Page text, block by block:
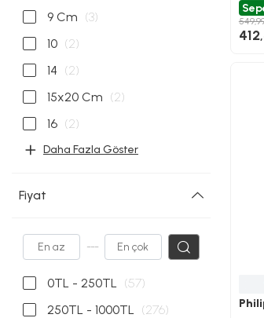
9 Cm (3)
10 (2)
14 (2)
15x20 Cm (2)
16 (2)
Daha Fazla Göster
Fiyat
---
0TL - 250TL (57)
250TL - 1000TL (276)
412